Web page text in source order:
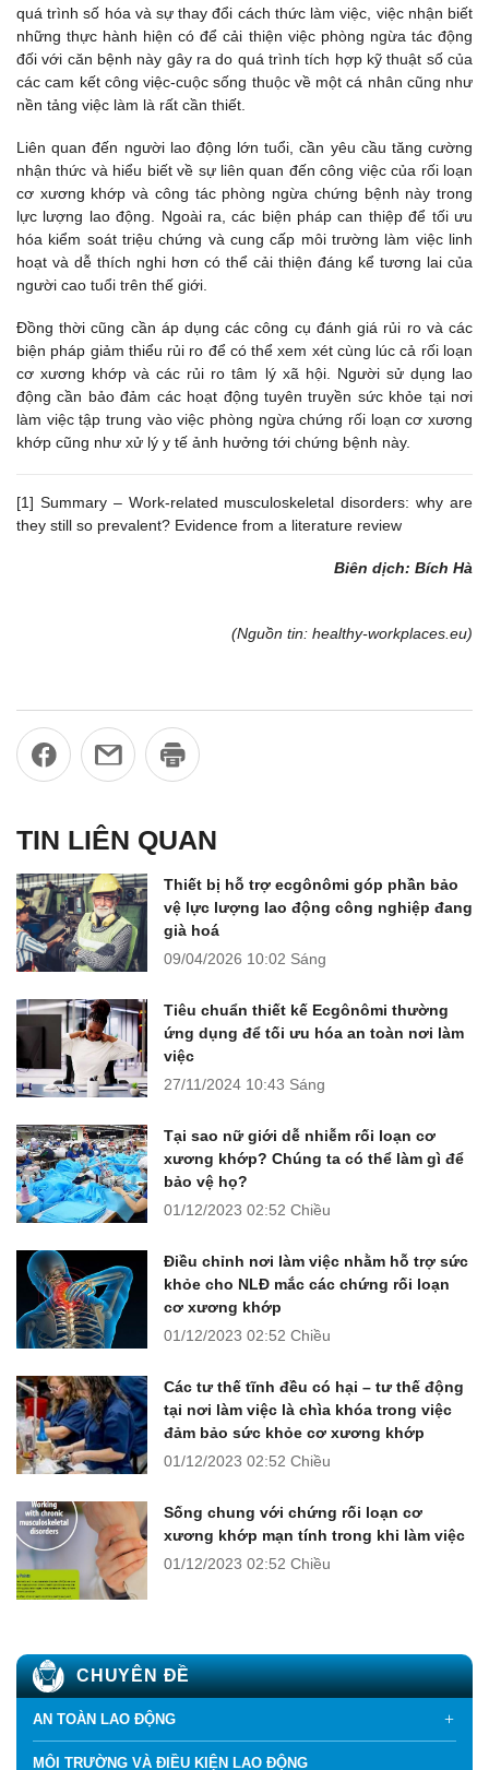
quá trình số hóa và sự thay đổi cách thức làm việc, việc nhận biết
những thực hành hiện có để cải thiện việc phòng ngừa tác động
đối với căn bệnh này gây ra do quá trình tích hợp kỹ thuật số của
các cam kết công việc-cuộc sống thuộc về một cá nhân cũng như
nền tảng việc làm là rất cần thiết.
Liên quan đến người lao động lớn tuổi, cần yêu cầu tăng cường
nhận thức và hiểu biết về sự liên quan đến công việc của rối loạn
cơ xương khớp và công tác phòng ngừa chứng bệnh này trong
lực lượng lao động. Ngoài ra, các biện pháp can thiệp để tối ưu
hóa kiểm soát triệu chứng và cung cấp môi trường làm việc linh
hoạt và dễ thích nghi hơn có thể cải thiện đáng kể tương lai của
người cao tuổi trên thế giới.
Đồng thời cũng cần áp dụng các công cụ đánh giá rủi ro và các
biện pháp giảm thiểu rủi ro để có thể xem xét cùng lúc cả rối loạn
cơ xương khớp và các rủi ro tâm lý xã hội. Người sử dụng lao
động cần bảo đảm các hoạt động tuyên truyền sức khỏe tại nơi
làm việc tập trung vào việc phòng ngừa chứng rối loạn cơ xương
khớp cũng như xử lý y tế ảnh hưởng tới chứng bệnh này.
[1] Summary – Work-related musculoskeletal disorders: why are
they still so prevalent? Evidence from a literature review
Biên dịch: Bích Hà
(Nguồn tin: healthy-workplaces.eu)
TIN LIÊN QUAN
Thiết bị hỗ trợ ecgônômi góp phần bảo
vệ lực lượng lao động công nghiệp đang
già hoá
09/04/2026 10:02 Sáng
Tiêu chuẩn thiết kế Ecgônômi thường
ứng dụng để tối ưu hóa an toàn nơi làm
việc
27/11/2024 10:43 Sáng
Tại sao nữ giới dễ nhiễm rối loạn cơ
xương khớp? Chúng ta có thể làm gì để
bảo vệ họ?
01/12/2023 02:52 Chiều
Điều chỉnh nơi làm việc nhằm hỗ trợ sức
khỏe cho NLĐ mắc các chứng rối loạn
cơ xương khớp
01/12/2023 02:52 Chiều
Các tư thế tĩnh đều có hại – tư thế động
tại nơi làm việc là chìa khóa trong việc
đảm bảo sức khỏe cơ xương khớp
01/12/2023 02:52 Chiều
Sống chung với chứng rối loạn cơ
xương khớp mạn tính trong khi làm việc
01/12/2023 02:52 Chiều
CHUYÊN ĐỀ
AN TOÀN LAO ĐỘNG
MÔI TRƯỜNG VÀ ĐIỀU KIỆN LAO ĐỘNG